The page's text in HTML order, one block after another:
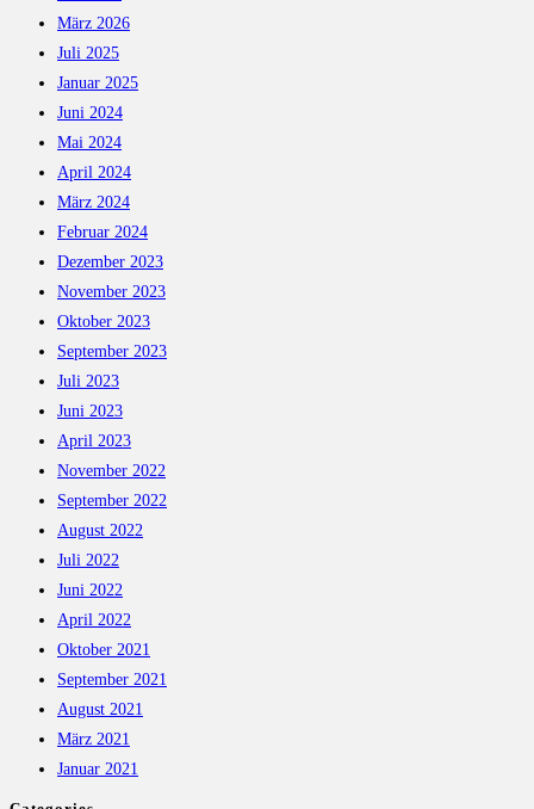
März 2026
Juli 2025
Januar 2025
Juni 2024
Mai 2024
April 2024
März 2024
Februar 2024
Dezember 2023
November 2023
Oktober 2023
September 2023
Juli 2023
Juni 2023
April 2023
November 2022
September 2022
August 2022
Juli 2022
Juni 2022
April 2022
Oktober 2021
September 2021
August 2021
März 2021
Januar 2021